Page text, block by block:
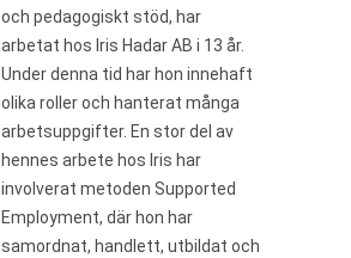
och pedagogiskt stöd, har
arbetat hos Iris Hadar AB i 13 år.
Under denna tid har hon innehaft
olika roller och hanterat många
arbetsuppgifter. En stor del av
hennes arbete hos Iris har
involverat metoden Supported
Employment, där hon har
samordnat, handlett, utbildat och